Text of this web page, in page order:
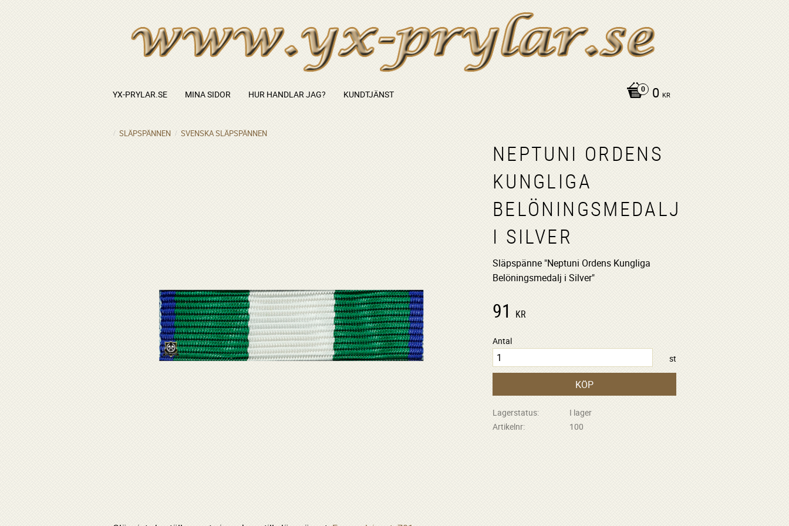
0 KR
YX-PRYLAR.SE MINA SIDOR HUR HANDLAR JAG? KUNDTJÄNST
SLÄPSPÄNNEN SVENSKA SLÄPSPÄNNEN
NEPTUNI ORDENS
KUNGLIGA
BELÖNINGSMEDALJ
I SILVER
Släpspänne "Neptuni Ordens Kungliga
Belöningsmedalj i Silver"
91 KR
Antal
st
KÖP
Lagerstatus
I lager
Artikelnr
100